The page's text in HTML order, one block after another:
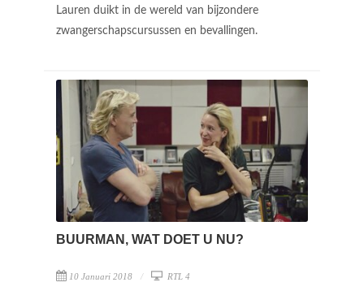
Lauren duikt in de wereld van bijzondere
zwangerschapscursussen en bevallingen.
BUURMAN, WAT DOET U NU?
10 Januari 2018 RTL 4